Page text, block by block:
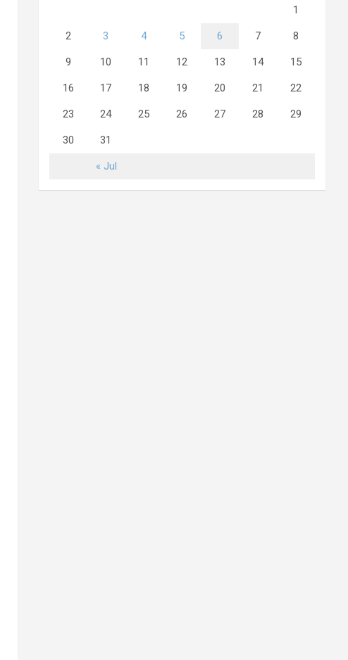
« Jul
1
2 3 4 5 6 7 8
9 10 11 12 13 14 15
16 17 18 19 20 21 22
23 24 25 26 27 28 29
30 31